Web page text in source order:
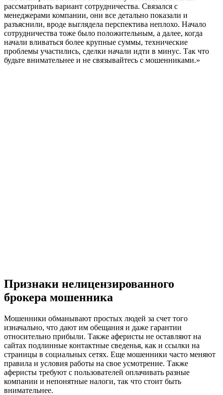
рассматривать вариант сотрудничества. Связался с
менеджерами компании, они все детально показали и
разъяснили, вроде выглядела перспектива неплохо. Начало
сотрудничества тоже было положительным, а далее, когда
начали вливаться более крупные суммы, технические
проблемы участились, сделки начали идти в минус. Так что
будьте внимательнее и не связывайтесь с мошенниками.»
Признаки нелицензированного
брокера мошенника
Мошенники обманывают простых людей за счет того
изначально, что дают им обещания и даже гарантии
относительно прибыли. Также аферисты не оставляют на
сайтах подлинные контактные сведенья, как и ссылки на
страницы в социальных сетях. Еще мошенники часто меняют
правила и условия работы на свое усмотрение. Также
аферисты требуют с пользователей оплачивать разные
компании и непонятные налоги, так что стоит быть
внимательнее.